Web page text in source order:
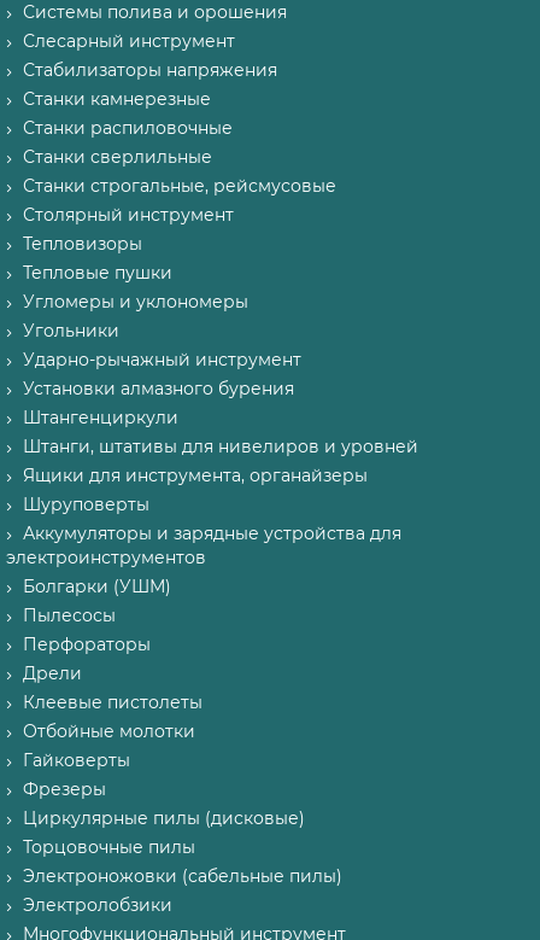
Системы полива и орошения
Слесарный инструмент
Стабилизаторы напряжения
Станки камнерезные
Станки распиловочные
Станки сверлильные
Станки строгальные, рейсмусовые
Столярный инструмент
Тепловизоры
Тепловые пушки
Угломеры и уклономеры
Угольники
Ударно-рычажный инструмент
Установки алмазного бурения
Штангенциркули
Штанги, штативы для нивелиров и уровней
Ящики для инструмента, органайзеры
Шуруповерты
Аккумуляторы и зарядные устройства для
электроинструментов
Болгарки (УШМ)
Пылесосы
Перфораторы
Дрели
Клеевые пистолеты
Отбойные молотки
Гайковерты
Фрезеры
Циркулярные пилы (дисковые)
Торцовочные пилы
Электроножовки (сабельные пилы)
Электролобзики
Многофункциональный инструмент